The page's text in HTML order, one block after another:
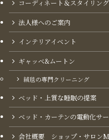
コーディネート＆スタイリン
法人様へのご案内
インテリアイベント
ギャッベ&ムートン
絨毯の専門クリーニング
ベッド・上質な睡眠の提案
ベッド・カーテンの電動化サ
会社概要 ショップ・サロン